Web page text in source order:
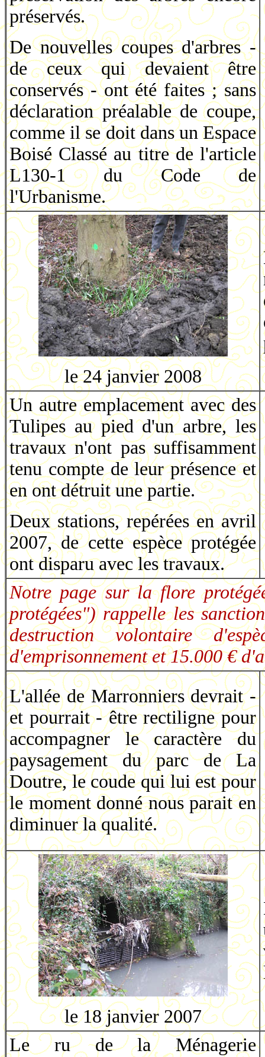
préservés.
De nouvelles coupes d'arbres -
de ceux qui devaient être
conservés - ont été faites ; sans
déclaration préalable de coupe,
comme il se doit dans un Espace
Boisé Classé au titre de l'article
L130-1 du Code de
l'Urbanisme.
le 24 janvier 2008
Un autre emplacement avec des
Tulipes au pied d'un arbre, les
travaux n'ont pas suffisamment
tenu compte de leur présence et
en ont détruit une partie.
Deux stations, repérées en avril
2007, de cette espèce protégée
ont disparu avec les travaux.
Notre page sur la flore
protégées") rappelle les
destruction volontaire
d'emprisonnement et 15.000 €
L'allée de Marronniers devrait -
et pourrait - être rectiligne pour
accompagner le caractère du
paysagement du parc de La
Doutre, le coude qui lui est pour
le moment donné nous parait en
diminuer la qualité.
le 18 janvier 2007
Le ru de la Ménagerie